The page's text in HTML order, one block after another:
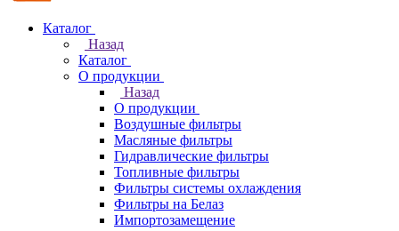
Каталог
Назад
Каталог
О продукции
Назад
О продукции
Воздушные фильтры
Масляные фильтры
Гидравлические фильтры
Топливные фильтры
Фильтры системы охлаждения
Фильтры на Белаз
Импортозамещение